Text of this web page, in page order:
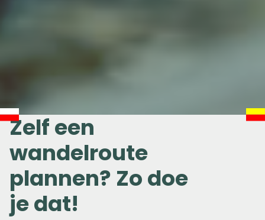
Zelf een
wandelroute
plannen? Zo doe
je dat!